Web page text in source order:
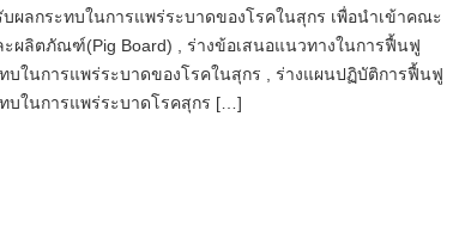
ผลกระทบในการแพร่ระบาดของโรคในสุกร เพื่อนำเข้าคณะ
ผลิตภัณฑ์(Pig Board) , ร่างข้อเสนอแนวทางในการฟื้นฟู
บในการแพร่ระบาดของโรคในสุกร , ร่างแผนปฏิบัติการฟื้นฟู
บในการแพร่ระบาดโรคสุกร […]